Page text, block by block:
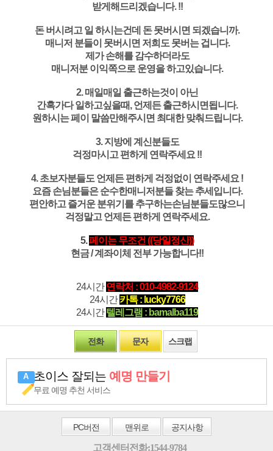
받게해드리겠습니다. !!
돈 버시려고 일 하시는건데 돈 못버시면 되겠습니까.
매니저 분들이 못버시면 저희도 못버는 겁니다.
제가 손해를 감수하더라도
매니저분 이익쪽으로 운영을 하고있습니다.
2. 매일매일 출근하는것이 아닌
간혹가다 일하고싶을때, 언제든 출근하시면됩니다.
원하시는 페이 말씀만해주시면 최대한 맞춰드립니다.
3. 지방에 계신분들도
걱정마시고 편하게 연락주세요 !!
4. 초보자분들도 언제든 편하게 걱정없이 연락주세요 !
요즘 손님분들은 순수한매니저분들 찾는 추세입니다.
편안하고 즐거운 분위기를 추구하는손님분들도많으니
걱정말고 언제든 편하게 연락주세요.
5.페이는 무조건 ((당일정산))
현금 / 계좌이체 전부 가능합니다!!
24시간연락처 : 010-4982-9124
24시간카톡 : lucky7766
24시간텔레그램 : bamalba119
전화 문자 스크랩
초이스 잘되는 예명 만들기
무료 예명 추천 서비스
PC버전 맨위로 공지사항
고객센터전화:1544-9784